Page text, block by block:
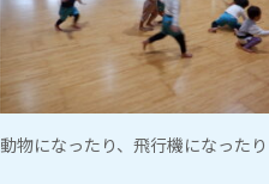
動物になったり、飛行機になった